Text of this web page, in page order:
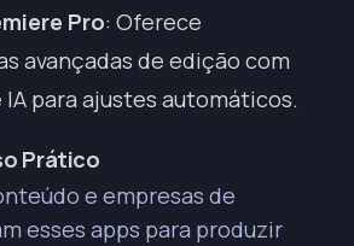
Pro: Oferece
avançadas de edição com
para ajustes automáticos.
Prático
e empresas de
esses apps para produzir